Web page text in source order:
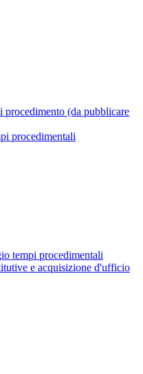
procedimento (da pubblicare
procedimentali
tempi procedimentali
e acquisizione d'ufficio